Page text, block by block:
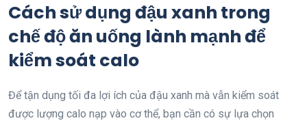
Cách sử dụng đậu xanh trong
chế độ ăn uống lành mạnh để
kiểm soát calo
Để tận dụng tối đa lợi ích của đậu xanh mà vẫn kiểm soát
được lượng calo nạp vào cơ thể, bạn cần có sự lựa chọn